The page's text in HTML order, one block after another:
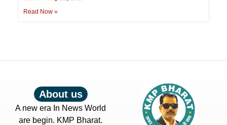
Read Now »
About us
A new era In News World
are begin. KMP Bharat.